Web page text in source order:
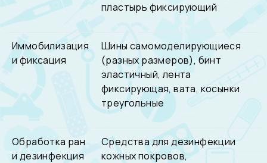
пластырь фиксирующий
Иммобилизация
и фиксация
Шины самомоделирующиеся
(разных размеров), бинт
эластичный, лента
фиксирующая, вата, косынки
треугольные
Обработка ран
и дезинфекция
Средства для дезинфекции
кожных покровов,